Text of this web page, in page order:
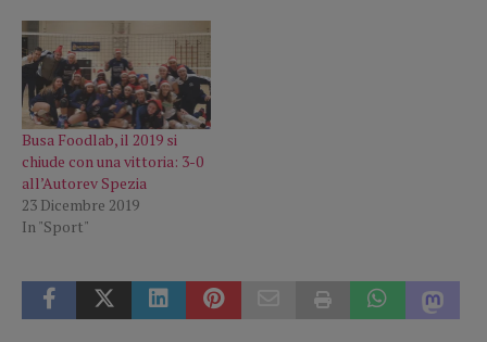
Busa Foodlab, il 2019 si
chiude con una vittoria: 3-0
all’Autorev Spezia
23 Dicembre 2019
In "Sport"